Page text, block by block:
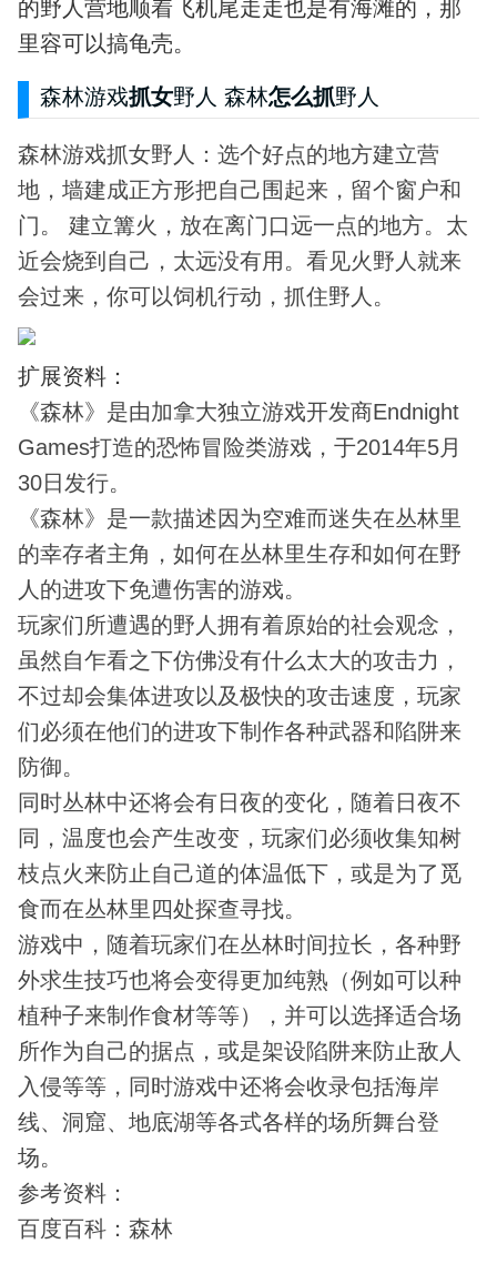
的野人营地顺着飞机尾走走也是有海滩的，那
里容可以搞龟壳。
森林游戏抓女野人 森林怎么抓野人
森林游戏抓女野人：选个好点的地方建立营
地，墙建成正方形把自己围起来，留个窗户和
门。 建立篝火，放在离门口远一点的地方。太
近会烧到自己，太远没有用。看见火野人就来
会过来，你可以饲机行动，抓住野人。
扩展资料：
《森林》是由加拿大独立游戏开发商Endnight
Games打造的恐怖冒险类游戏，于2014年5月
30日发行。
《森林》是一款描述因为空难而迷失在丛林里
的幸存者主角，如何在丛林里生存和如何在野
人的进攻下免遭伤害的游戏。
玩家们所遭遇的野人拥有着原始的社会观念，
虽然自乍看之下仿佛没有什么太大的攻击力，
不过却会集体进攻以及极快的攻击速度，玩家
们必须在他们的进攻下制作各种武器和陷阱来
防御。
同时丛林中还将会有日夜的变化，随着日夜不
同，温度也会产生改变，玩家们必须收集知树
枝点火来防止自己道的体温低下，或是为了觅
食而在丛林里四处探查寻找。
游戏中，随着玩家们在丛林时间拉长，各种野
外求生技巧也将会变得更加纯熟（例如可以种
植种子来制作食材等等），并可以选择适合场
所作为自己的据点，或是架设陷阱来防止敌人
入侵等等，同时游戏中还将会收录包括海岸
线、洞窟、地底湖等各式各样的场所舞台登
场。
参考资料：
百度百科：森林